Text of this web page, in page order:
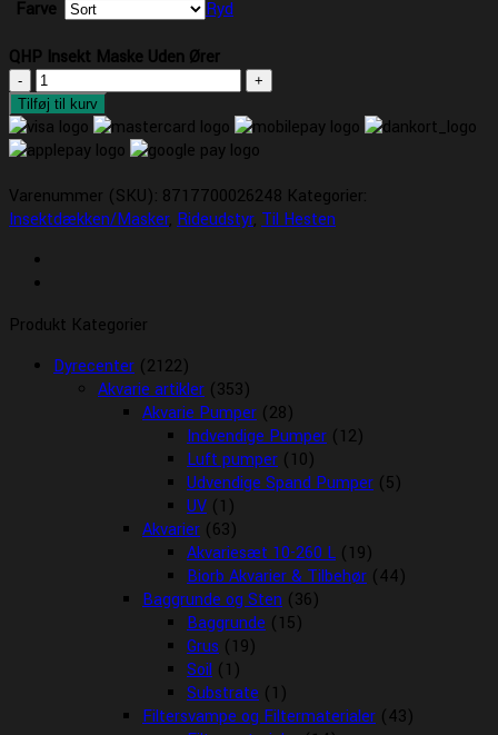
Farve
Ryd
QHP Insekt Maske Uden Ører
QHP
Insekt
Maske
Uden
antal
Tilføj til kurv
Varenummer (SKU): 8717700026248 Kategorier:
Insektdækken/Masker, Rideudstyr, Til Hesten
Produkt Kategorier
Dyrecenter (2122)
Akvarie artikler (353)
Akvarie Pumper (28)
Indvendige Pumper (12)
Luft pumper (10)
Udvendige Spand Pumper (5)
UV (1)
Akvarier (63)
Akvariesæt 10-260 L (19)
Biorb Akvarier & Tilbehør (44)
Baggrunde og Sten (36)
Baggrunde (15)
Grus (19)
Soil (1)
Substrate (1)
Filtersvampe og Filtermaterialer (43)